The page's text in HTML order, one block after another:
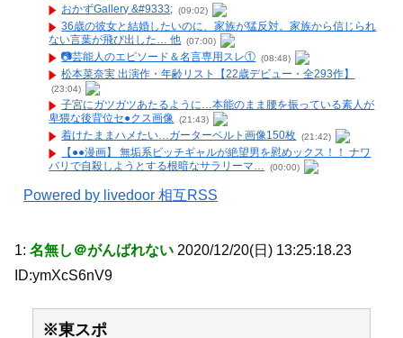
おかずGallery &#9333; (09:02)
36歳の彼女と結婚したいのに、家族が猛反対。家族から信じられ
ない言葉が飛び出した… 他 (07:00)
📷️芸能人のエピソード＆名言専用スレ① (08:48)
松本菜奈実 出演作・年齢リスト【22歳デビュー・全293作】
(23:04)
子宮にガツガツあたるように…本能のまま腰を振っている素人が
卑猥な後背位セ●クス画像 (21:43)
着けたままハメたい…ガーターベルト画像150枚 (21:42)
【●●漫画】 無垢系ビッチギャルが絶望男を慰めックス！！ ナワ
バリで自殺しようとする根暗なサラリーマ…
(00:00)
Powered by livedoor 相互RSS
1: 名無し＠がんばれない 2020/12/20(日) 13:25:18.23
ID:ymXcS6nV9
※東スポ